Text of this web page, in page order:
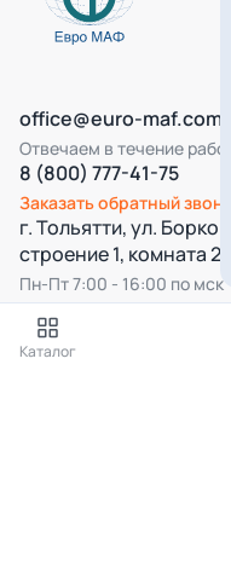
Каталог
office@euro-maf.com
Отвечаем в течение
8 (800) 777-41-75
Заказать обратный звонок
г. Тольятти, ул.
строение 1, комната 22
Пн-Пт 7:00 - 16:00 по мск
Подпишитесь на нашу